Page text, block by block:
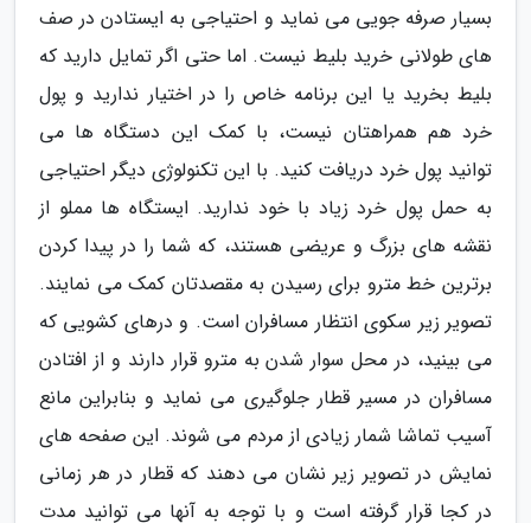
بسیار صرفه جویی می نماید و احتیاجی به ایستادن در صف
های طولانی خرید بلیط نیست. اما حتی اگر تمایل دارید که
بلیط بخرید یا این برنامه خاص را در اختیار ندارید و پول
خرد هم همراهتان نیست، با کمک این دستگاه ها می
توانید پول خرد دریافت کنید. با این تکنولوژی دیگر احتیاجی
به حمل پول خرد زیاد با خود ندارید. ایستگاه ها مملو از
نقشه های بزرگ و عریضی هستند، که شما را در پیدا کردن
برترین خط مترو برای رسیدن به مقصدتان کمک می نمایند.
تصویر زیر سکوی انتظار مسافران است. و درهای کشویی که
می بینید، در محل سوار شدن به مترو قرار دارند و از افتادن
مسافران در مسیر قطار جلوگیری می نماید و بنابراین مانع
آسیب تماشا شمار زیادی از مردم می شوند. این صفحه های
نمایش در تصویر زیر نشان می دهند که قطار در هر زمانی
در کجا قرار گرفته است و با توجه به آنها می توانید مدت